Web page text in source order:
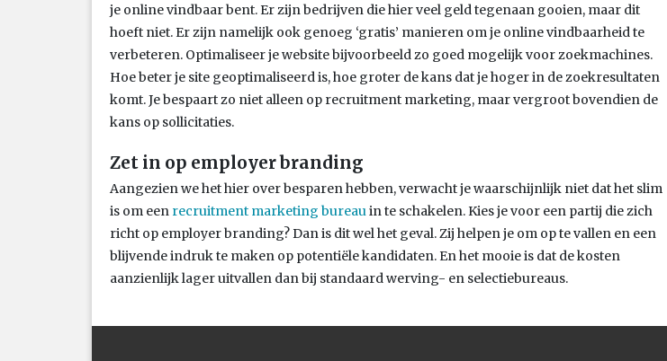
je online vindbaar bent. Er zijn bedrijven die hier veel geld tegenaan gooien, maar dit
hoeft niet. Er zijn namelijk ook genoeg ‘gratis’ manieren om je online vindbaarheid te
verbeteren. Optimaliseer je website bijvoorbeeld zo goed mogelijk voor zoekmachines.
Hoe beter je site geoptimaliseerd is, hoe groter de kans dat je hoger in de zoekresultaten
komt. Je bespaart zo niet alleen op recruitment marketing, maar vergroot bovendien de
kans op sollicitaties.
Zet in op employer branding
Aangezien we het hier over besparen hebben, verwacht je waarschijnlijk niet dat het slim
is om een recruitment marketing bureau in te schakelen. Kies je voor een partij die zich
richt op employer branding? Dan is dit wel het geval. Zij helpen je om op te vallen en een
blijvende indruk te maken op potentiële kandidaten. En het mooie is dat de kosten
aanzienlijk lager uitvallen dan bij standaard werving- en selectiebureaus.